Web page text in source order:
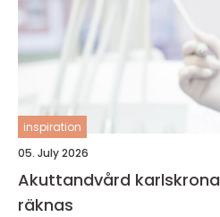
inspiration
05. July 2026
Akuttandvård karlskrona när varje minut
räknas